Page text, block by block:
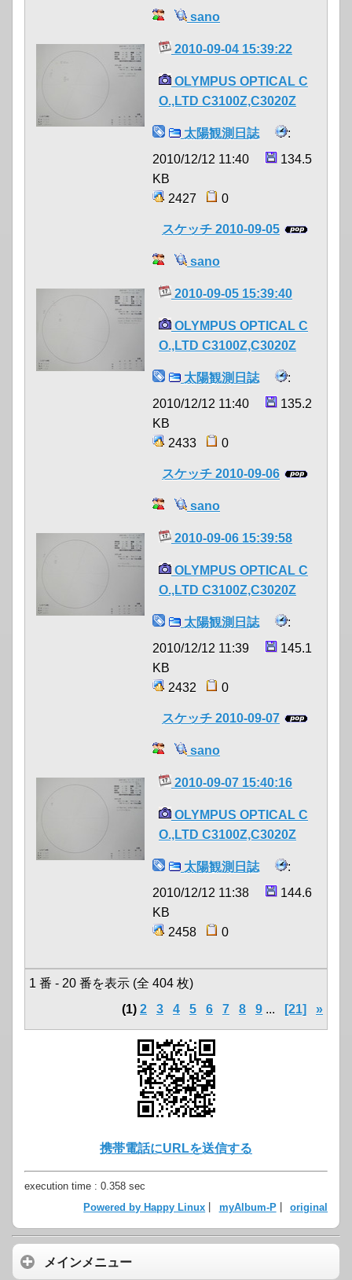
sano
2010-09-04 15:39:22
OLYMPUS OPTICAL C
O.,LTD C3100Z,C3020Z
太陽観測日誌
:
2010/12/12 11:40
134.5
KB
2427
0
スケッチ 2010-09-05
sano
2010-09-05 15:39:40
OLYMPUS OPTICAL C
O.,LTD C3100Z,C3020Z
太陽観測日誌
:
2010/12/12 11:40
135.2
KB
2433
0
スケッチ 2010-09-06
sano
2010-09-06 15:39:58
OLYMPUS OPTICAL C
O.,LTD C3100Z,C3020Z
太陽観測日誌
:
2010/12/12 11:39
145.1
KB
2432
0
スケッチ 2010-09-07
sano
2010-09-07 15:40:16
OLYMPUS OPTICAL C
O.,LTD C3100Z,C3020Z
太陽観測日誌
:
2010/12/12 11:38
144.6
KB
2458
0
1 番 - 20 番を表示 (全 404 枚)
(1) 2 3 4 5 6 7 8 9 ... [21] »
携帯電話にURLを送信する
execution time : 0.358 sec
Powered by Happy Linux
myAlbum-P| original
メインメニュー